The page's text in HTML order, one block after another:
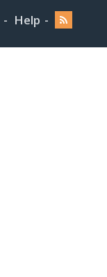
Help